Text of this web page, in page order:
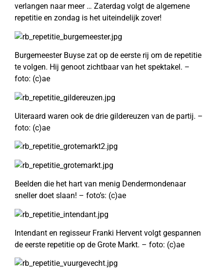
verlangen naar meer … Zaterdag volgt de algemene
repetitie en zondag is het uiteindelijk zover!
Burgemeester Buyse zat op de eerste rij om de repetitie
te volgen. Hij genoot zichtbaar van het spektakel. –
foto: (c)ae
Uiteraard waren ook de drie gildereuzen van de partij. –
foto: (c)ae
Beelden die het hart van menig Dendermondenaar
sneller doet slaan! – foto’s: (c)ae
Intendant en regisseur Franki Hervent volgt gespannen
de eerste repetitie op de Grote Markt. – foto: (c)ae